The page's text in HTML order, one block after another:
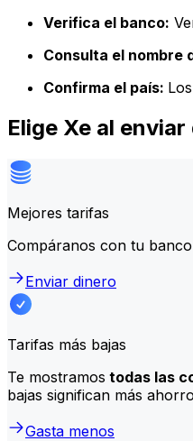
Verifica el banco:
Consulta el nombre
Confirma el país:
Elige Xe al
Mejores tarifas
Compáranos con tu
Enviar dinero
Tarifas más bajas
Te mostramos todas las
bajas significan más
Gasta menos